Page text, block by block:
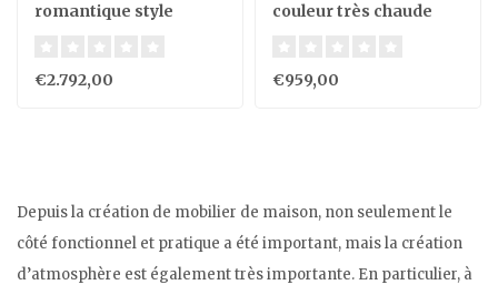
romantique style
€2.792,00
couleur très chaude
€959,00
Depuis la création de mobilier de maison, non seulement le
côté fonctionnel et pratique a été important, mais la création
d’atmosphère est également très importante. En particulier, à